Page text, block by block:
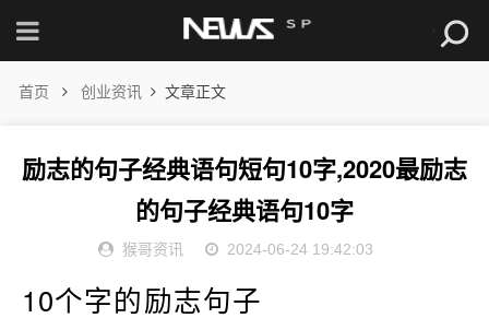
首页 创业资讯 文章正文
励志的句子经典语句短句10字,2020最励志
的句子经典语句10字
猴哥资讯 2024-06-24 19:42:03
10个字的励志句子